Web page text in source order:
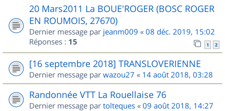
20 Mars2011 La BOUE'ROGER (BOSC ROGER
EN ROUMOIS, 27670)
Dernier message par jeanm009 « 08 déc. 2019, 15:02
Réponses : 15 1 2
[16 septembre 2018] TRANSLOVERIENNE
Dernier message par wazou27 « 14 août 2018, 03:28
Randonnée VTT La Rouellaise 76
Dernier message par tolteques « 09 août 2018, 14:27